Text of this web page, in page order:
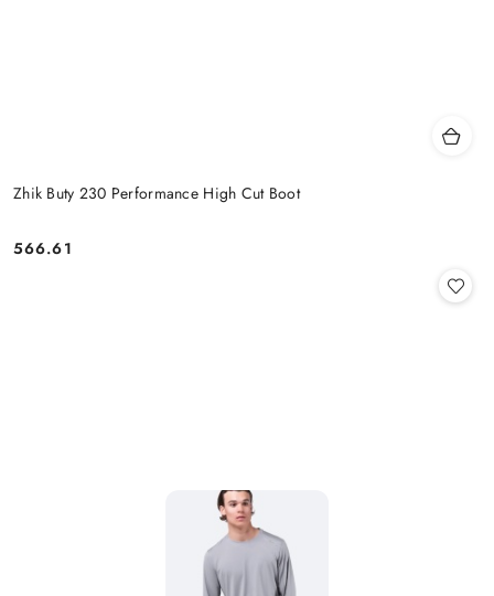
Zhik Buty 230 Performance High Cut Boot
Cena:
566.61